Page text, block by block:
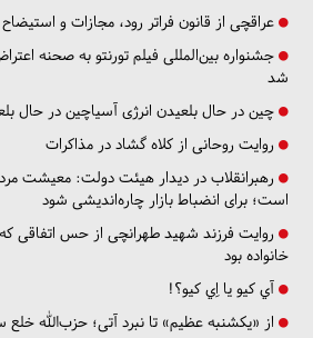
عراقچی از قانون فراتر رود، مجازات و
جشنواره بین‌المللی فیلم تورنتو به صحنه
شد
چین در حال بلعیدن انرژی آسیاچین در حال
روایت روحانی از کلاه گشاد در مذاکرات
رهبرانقلاب در دیدار هیئت دولت: معیشت
است؛ برای انضباط بازار چاره‌اندیشی شود
روایت فرزند شهید طهرانچی از حس اتفاقی
خانواده بود
آي كيو يا اِي كيو؟!
از «یکشنبه عظیم» تا نبرد آتی؛ حزب‌الله